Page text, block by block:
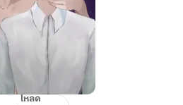
โหลด